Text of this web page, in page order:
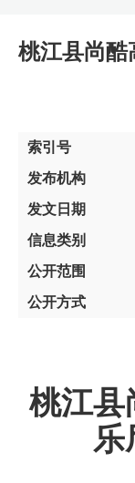
桃江县尚酷
索引号
发布机构
发文日期
信息类别
公开范围
公开方式
桃江县
乐